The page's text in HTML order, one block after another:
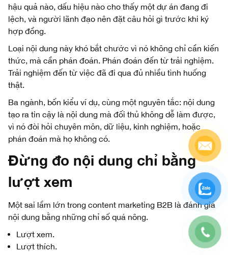
hậu quả nào, dấu hiệu nào cho thấy một dự án đang đi
lệch, và người lãnh đạo nên đặt câu hỏi gì trước khi ký
hợp đồng.
Loại nội dung này khó bắt chước vì nó không chỉ cần kiến
thức, mà cần phán đoán. Phán đoán đến từ trải nghiệm.
Trải nghiệm đến từ việc đã đi qua đủ nhiều tình huống
thật.
Ba ngành, bốn kiểu ví dụ, cùng một nguyên tắc: nội dung
tạo ra tin cậy là nội dung mà đối thủ không dễ làm được,
vì nó đòi hỏi chuyên môn, dữ liệu, kinh nghiệm, hoặc
phán đoán mà họ không có.
Đừng đo nội dung chỉ bằng
lượt xem
Một sai lầm lớn trong content marketing B2B là đánh giá
nội dung bằng những chỉ số quá nông.
Lượt xem.
Lượt thích.